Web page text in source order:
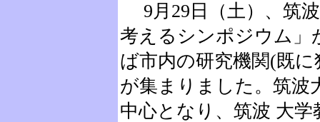
9月29日（土）、筑
考えるシンポジウム」
ば市内の研究機関(既
が集まりました。筑波
中心となり、筑波 大